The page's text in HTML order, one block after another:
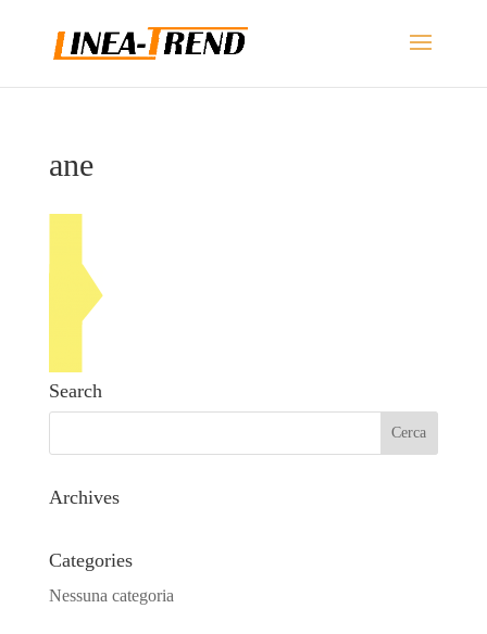
ane
Search
Archives
Categories
Nessuna categoria